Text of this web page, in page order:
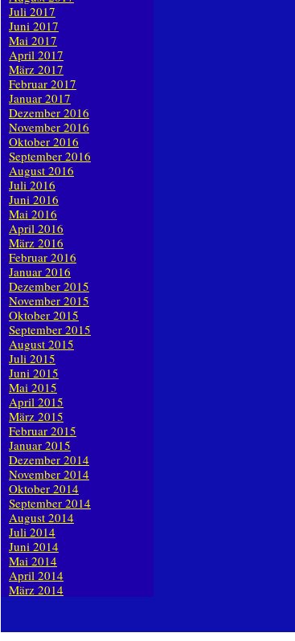
Juli 2017
Juni 2017
Mai 2017
April 2017
März 2017
Februar 2017
Januar 2017
Dezember 2016
November 2016
Oktober 2016
September 2016
August 2016
Juli 2016
Juni 2016
Mai 2016
April 2016
März 2016
Februar 2016
Januar 2016
Dezember 2015
November 2015
Oktober 2015
September 2015
August 2015
Juli 2015
Juni 2015
Mai 2015
April 2015
März 2015
Februar 2015
Januar 2015
Dezember 2014
November 2014
Oktober 2014
September 2014
August 2014
Juli 2014
Juni 2014
Mai 2014
April 2014
März 2014